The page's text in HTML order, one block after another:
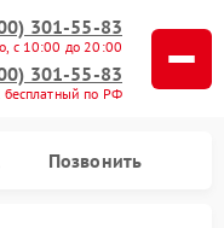
301-55-83
с 10:00 до 20:00
301-55-83
бесплатный по РФ
Позвонить